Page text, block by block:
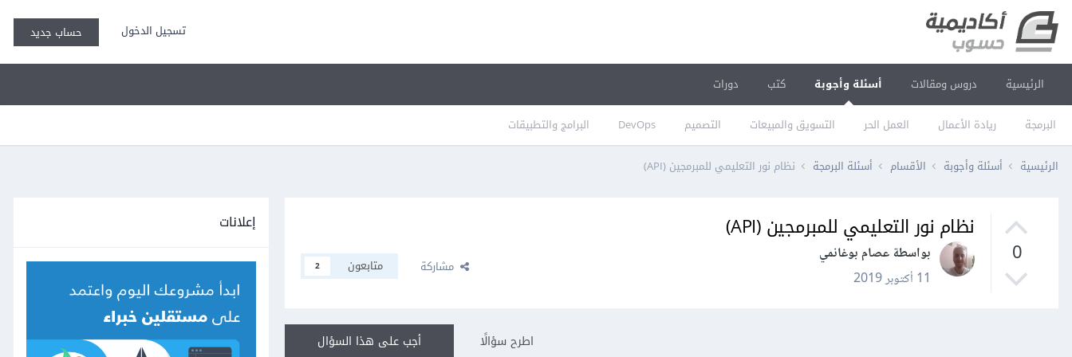
تسجيل الدخول حساب جديد
الرئيسية دروس ومقالات أسئلة وأجوبة
البرمجة ريادة الأعمال العمل الحر التسويق والمبيعات التصميم DevOps البرامج والتطبيقات
كتب دورات
الرئيسية أسئلة وأجوبة الأقسام أسئلة البرمجة نظام نور التعليمي للمبرمجين (API)
0
نظام نور التعليمي للمبرمجين (API)
بواسطة عصام بوغانمي
11 أكتوبر 2019
مشاركة متابعون 2
أجب على هذا السؤال اطرح سؤالًا
إعلانات